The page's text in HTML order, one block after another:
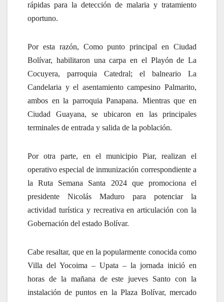
rápidas para la detección de malaria y tratamiento
oportuno.
Por esta razón, Como punto principal en Ciudad
Bolívar, habilitaron una carpa en el Playón de La
Cocuyera, parroquia Catedral; el balneario La
Candelaria y el asentamiento campesino Palmarito,
ambos en la parroquia Panapana. Mientras que en
Ciudad Guayana, se ubicaron en las principales
terminales de entrada y salida de la población.
Por otra parte, en el municipio Piar, realizan el
operativo especial de inmunización correspondiente a
la Ruta Semana Santa 2024 que promociona el
presidente Nicolás Maduro para potenciar la
actividad turística y recreativa en articulación con la
Gobernación del estado Bolívar.
Cabe resaltar, que en la popularmente conocida como
Villa del Yocoima – Upata – la jornada inició en
horas de la mañana de este jueves Santo con la
instalación de puntos en la Plaza Bolívar, mercado